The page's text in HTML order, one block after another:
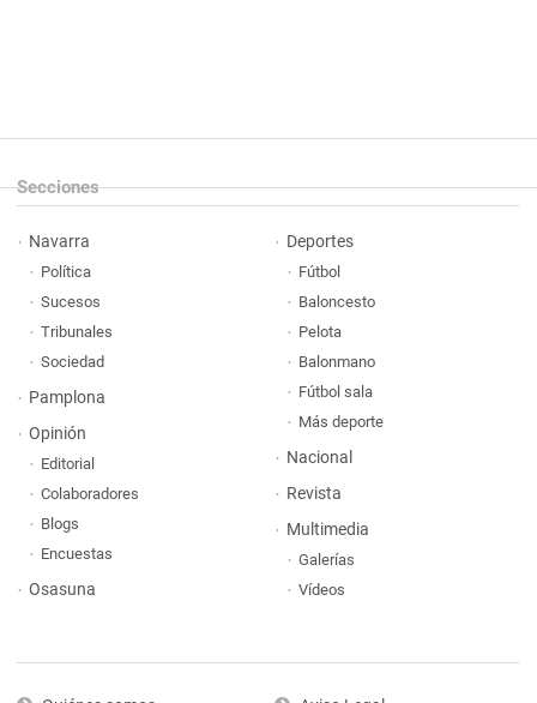
Secciones
Navarra
Política
Sucesos
Tribunales
Sociedad
Pamplona
Opinión
Editorial
Colaboradores
Blogs
Encuestas
Osasuna
Deportes
Fútbol
Baloncesto
Pelota
Balonmano
Fútbol sala
Más deporte
Nacional
Revista
Multimedia
Galerías
Vídeos